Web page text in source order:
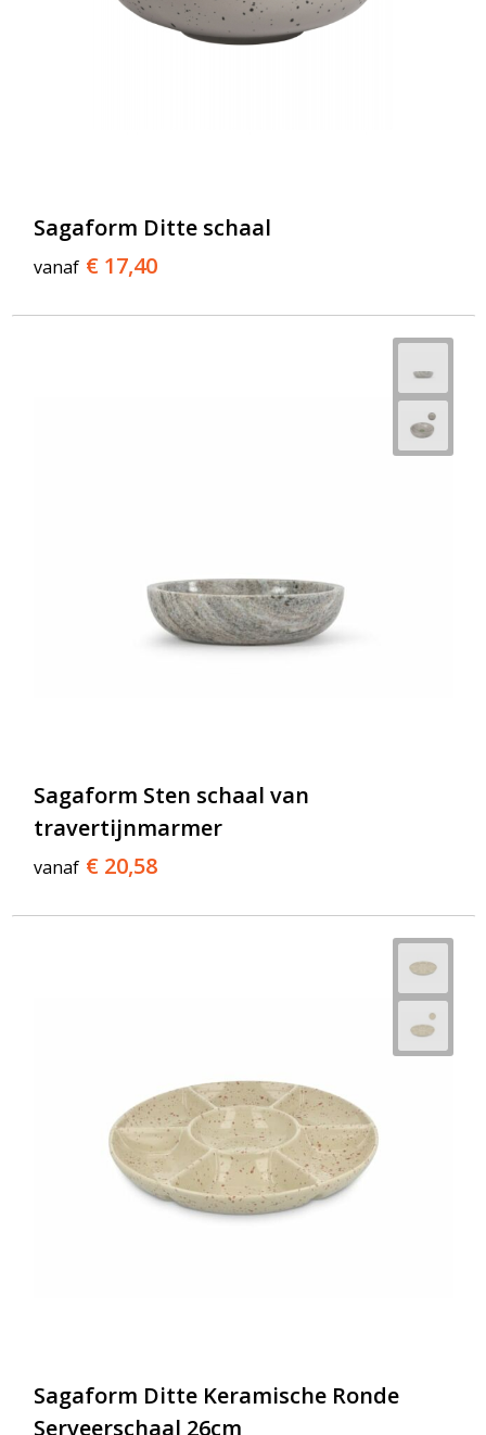
Sagaform Ditte schaal
vanaf € 17,40
Sagaform Sten schaal van
travertijnmarmer
vanaf € 20,58
Sagaform Ditte Keramische Ronde
Serveerschaal 26cm